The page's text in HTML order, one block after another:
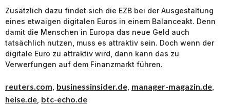
Zusätzlich dazu findet sich die EZB bei der Ausgestaltung
eines etwaigen digitalen Euros in einem Balanceakt. Denn
damit die Menschen in Europa das neue Geld auch
tatsächlich nutzen, muss es attraktiv sein. Doch wenn der
digitale Euro zu attraktiv wird, dann kann das zu
Verwerfungen auf dem Finanzmarkt führen.
reuters.com, businessinsider.de, manager-magazin.de,
heise.de, btc-echo.de